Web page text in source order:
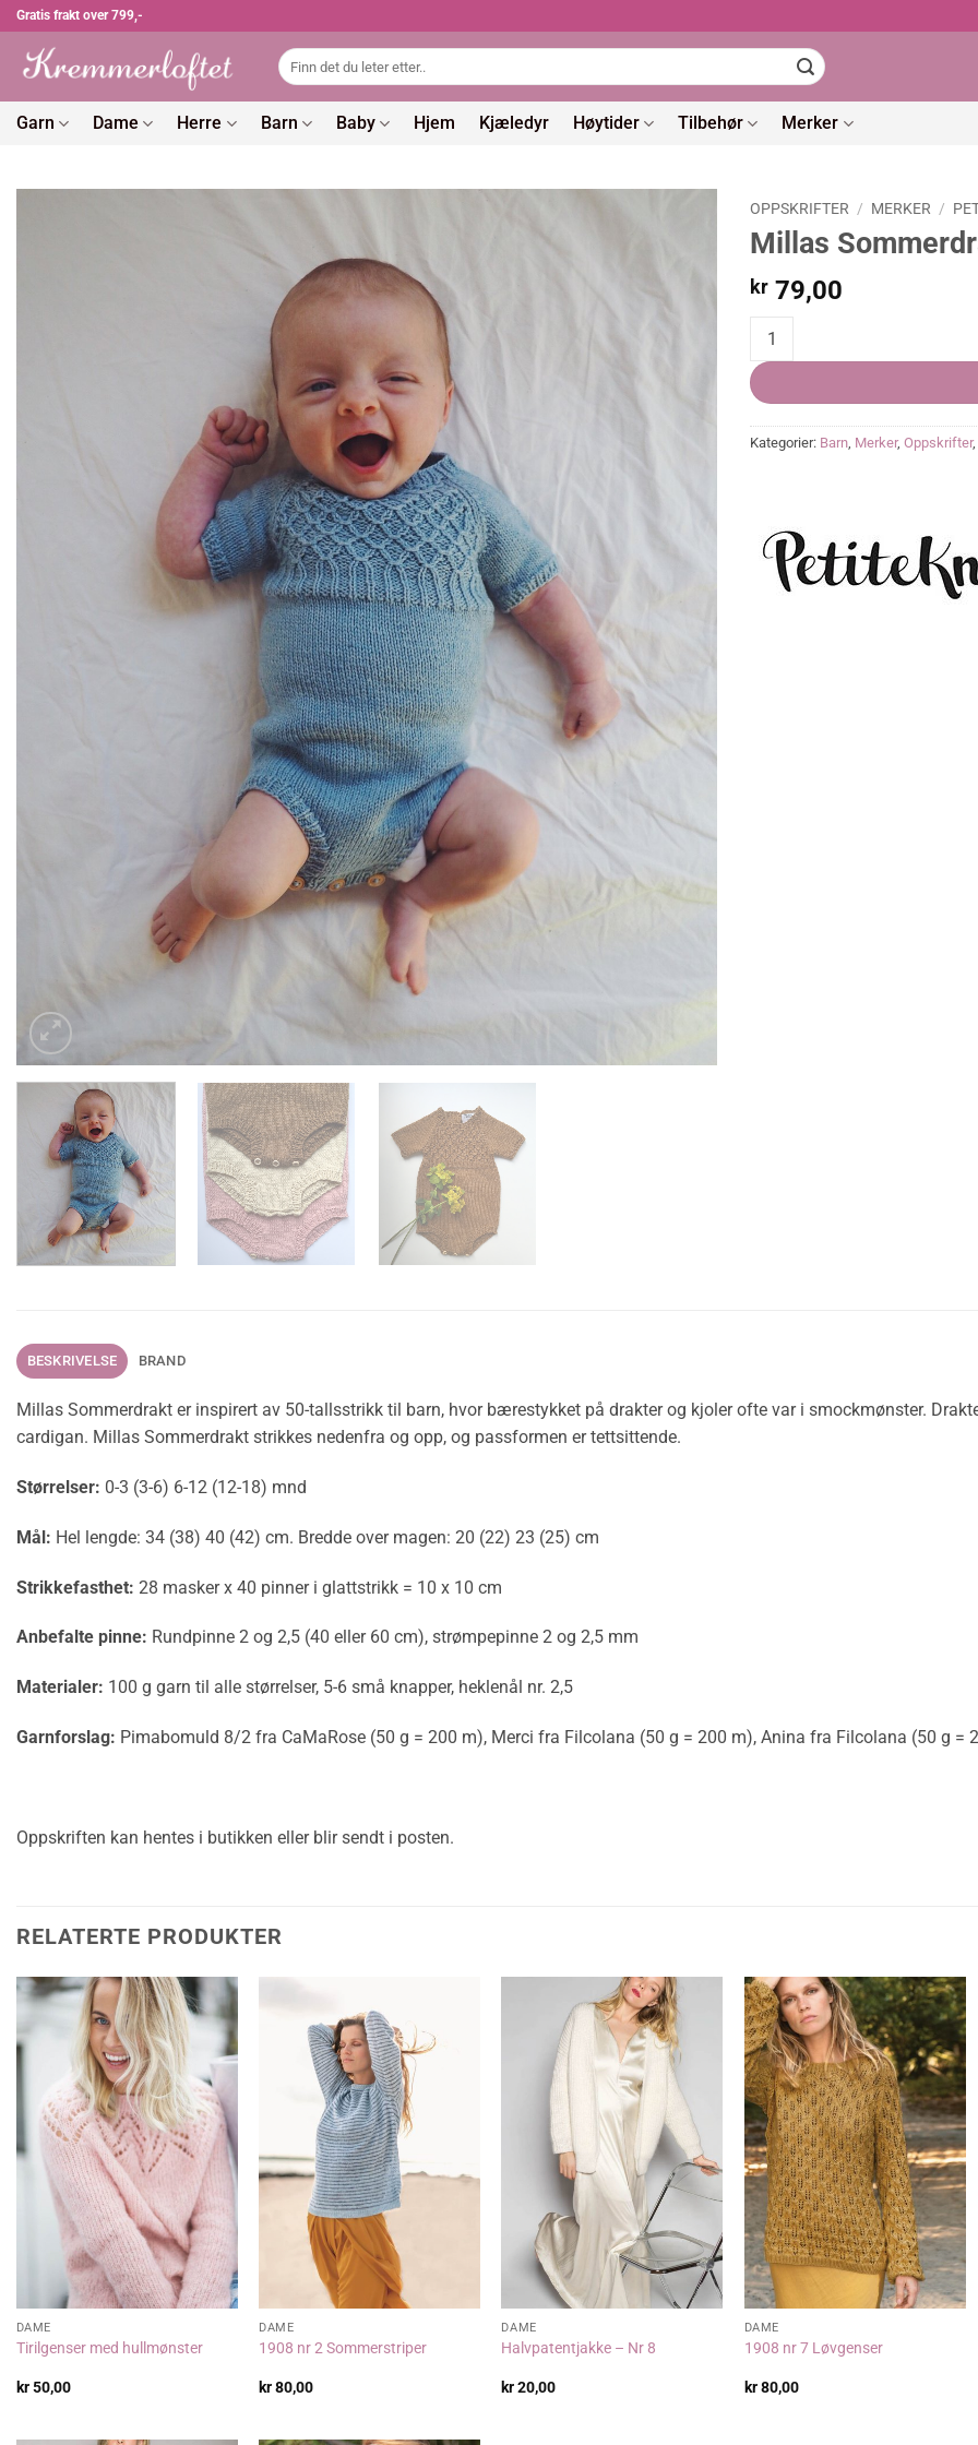
Skip
content
Gratis frakt over 799,-
Søk
etter:
Garn Dame Herre Barn Baby Hjem Kjæledyr Høytider Tilbehør Merker
OPPSKRIFTER / MERKER /
Millas
kr 79,00
Millas Sommerdrakt quantity
Kategorier: Barn, Merker, Oppskrifter,
BESKRIVELSE BRAND
Millas Sommerdrakt er inspirert av 50-tallsstrikk til barn, hvor bærestykket på drakter og kjoler ofte var i smockmønster.
cardigan. Millas Sommerdrakt strikkes nedenfra og opp, og passformen er tettsittende.
Størrelser: 0-3 (3-6) 6-12 (12-18) mnd
Mål: Hel lengde: 34 (38) 40 (42) cm. Bredde over magen: 20 (22) 23 (25) cm
Strikkefasthet: 28 masker x 40 pinner i glattstrikk = 10 x 10 cm
Anbefalte pinne: Rundpinne 2 og 2,5 (40 eller 60 cm), strømpepinne 2 og 2,5 mm
Materialer: 100 g garn til alle størrelser, 5-6 små knapper, heklenål nr. 2,5
Garnforslag: Pimabomuld 8/2 fra CaMaRose (50 g = 200 m), Merci fra Filcolana (50 g = 200 m), Anina fra Filcolana (50 g =
Oppskriften kan hentes i butikken eller blir sendt i posten.
RELATERTE PRODUKTER
DAME
Tirilgenser med hullmønster
kr50,00
DAME
1908 nr 2 Sommerstriper
kr80,00
DAME
Halvpatentjakke – Nr 8
kr20,00
DAME
1908 nr 7 Løvgenser
kr80,00